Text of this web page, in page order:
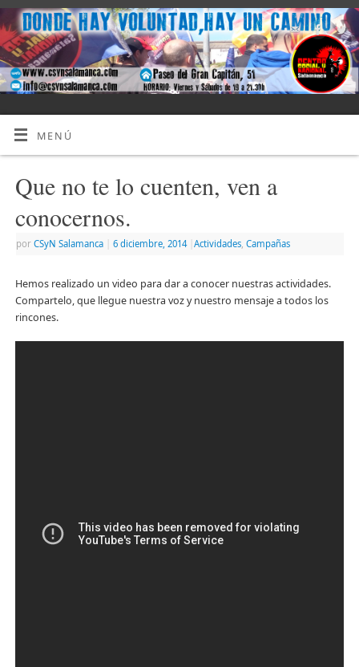
MENÚ
Que no te lo cuenten, ven a
conocernos.
por CSyN Salamanca 6 diciembre, 2014 Actividades, Campañas
Hemos realizado un video para dar a conocer nuestras actividades.
Compartelo, que llegue nuestra voz y nuestro mensaje a todos los
rincones.